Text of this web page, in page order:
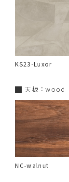
KS23-Luxor
天板：wood
NC-walnut